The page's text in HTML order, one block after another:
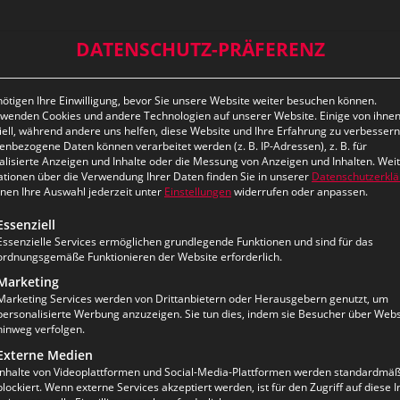
DATENSCHUTZ-PRÄFERENZ
Ihre Einwilligung, bevor Sie unsere Website weiter besuchen können.
Cookies und andere Technologien auf unserer Website. Einige von
während andere uns helfen, diese Website und Ihre Erfahrung zu
Daten können verarbeitet werden (z. B. IP-Adressen), z. B. für
Anzeigen und Inhalte oder die Messung von Anzeigen und Inhalten.
über die Verwendung Ihrer Daten finden Sie in unserer
Ihre Auswahl jederzeit unter Einstellungenwiderrufen oder anpassen.
eine Liste der Service-Gruppen, für die eine
Services ermöglichen grundlegende Funktionen und sind für das
Funktionieren der Website erforderlich.
Services werden von Drittanbietern oder Herausgebern genutzt, um
Werbung anzuzeigen. Sie tun dies, indem sie Besucher über
verfolgen.
Medien
von Videoplattformen und Social-Media-Plattformen werden
Wenn externe Services akzeptiert werden, ist für den Zugriff auf diese